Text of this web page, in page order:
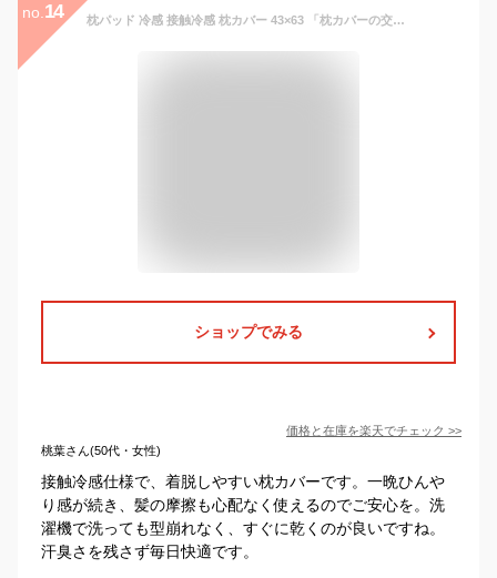
no. 14 枕パッド 冷感 接触冷感 枕カバー 43×63 「枕カバーの交換が面倒で後回しにしてしまう」方へ。ゴムバンドで着脱一瞬、洗濯機で毎日洗えてすぐ乾く。夏用ひんやり枕パットで、いつでも清潔・涼しい眠りを。
ショップでみる
価格と在庫を楽天でチェック >>
桃葉さん(50代・女性)
接触冷感仕様で、着脱しやすい枕カバーです。一晩ひんや
り感が続き、髪の摩擦も心配なく使えるのでご安心を。洗
濯機で洗っても型崩れなく、すぐに乾くのが良いですね。
汗臭さを残さず毎日快適です。